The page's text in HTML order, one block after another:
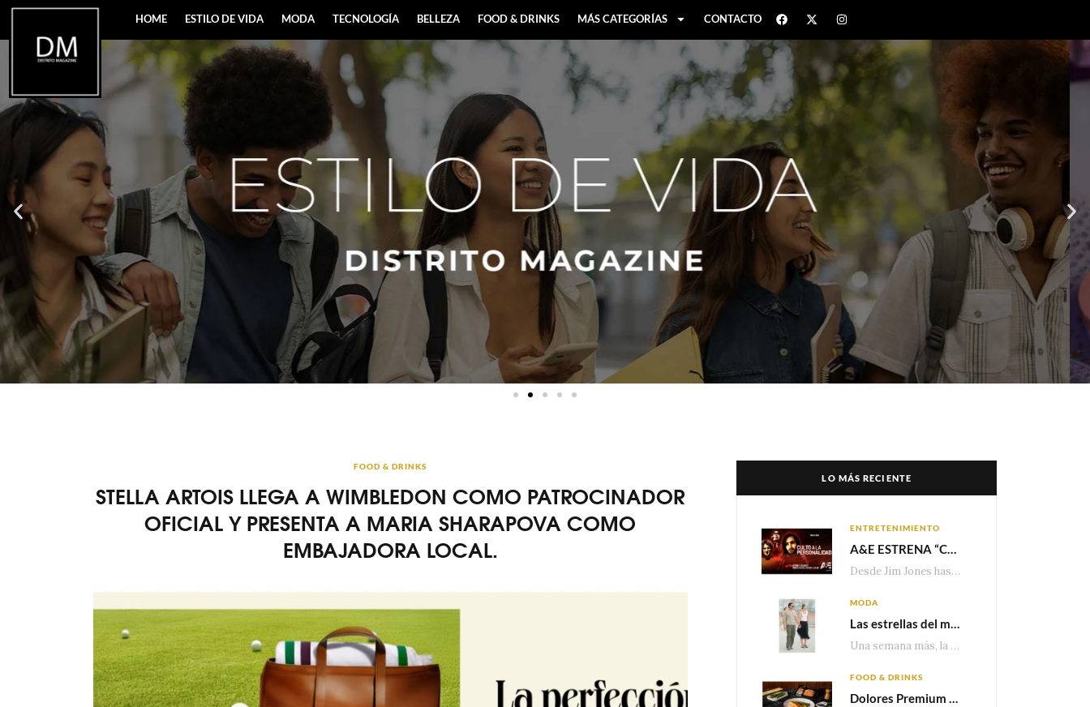
HOME ESTILO DE VIDA MODA TECNOLOGÍA BELLEZA FOOD & DRINKS MÁS CATEGORÍAS CONTACTO
FOOD & DRINKS
STELLA ARTOIS LLEGA A WIMBLEDON COMO PATROCINADOR
OFICIAL Y PRESENTA A MARIA SHARAPOVA COMO
EMBAJADORA LOCAL.
LO MÁS RECIENTE
ENTRETENIMIENTO
A&E ESTRENA “CULTO A LA PERSONALIDAD”,LA SERIE SOBRE LOS LÍDERES DE SECTA MÁS SINIESTROS DE LA HISTORIA
Desde Jim Jones hasta David Berg, la producción recorre en seis episodios cómo el carisma,…
MODA
Las estrellas del momento eligen Valentino
Una semana más, la belleza y la sofisticación de Valentino vuelven a tomar el escenario internacional. Desde…
FOOD & DRINKS
Dolores Premium apuesta por el salmón para seguir creciendo en categorías estratégicas